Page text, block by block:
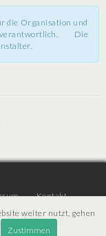
die Organisation und
Die
Kontakt
weiter nutzt, gehen
Zustimmen